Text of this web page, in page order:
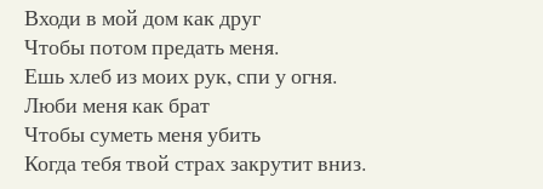
Входи в мой дом как друг
Чтобы потом предать меня.
Ешь хлеб из моих рук, спи у огня.
Люби меня как брат
Чтобы суметь меня убить
Когда тебя твой страх закрутит вниз.